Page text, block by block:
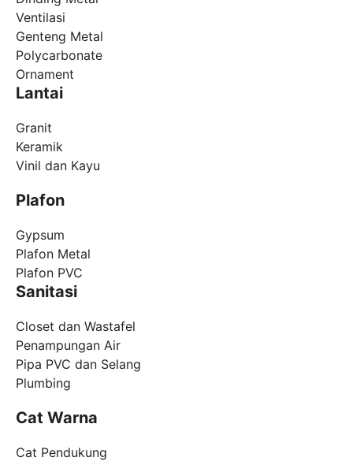
Ventilasi
Genteng Metal
Polycarbonate
Ornament
Lantai
Granit
Keramik
Vinil dan Kayu
Plafon
Gypsum
Plafon Metal
Plafon PVC
Sanitasi
Closet dan Wastafel
Penampungan Air
Pipa PVC dan Selang
Plumbing
Cat Warna
Cat Pendukung